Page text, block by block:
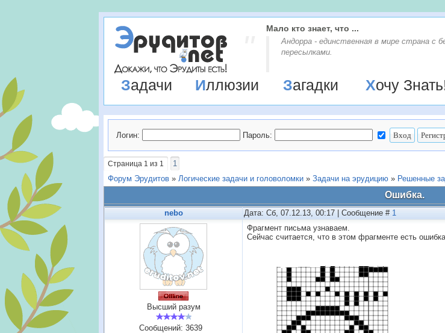
Мало кто знает, что ...
Андорра - единственная в мире страна с
пересылками.
Задачи Иллюзии Загадки Хочу
Логин: Пароль:
Страница 1 из 1
1
Форум Эрудитов » Логические задачи и головоломки » Задачи на эрудицию » Решенные
Ошибка.
nebo Дата: Сб, 07.12.13, 00:17 | Сообщение # 1
Высший разум
Сообщений: 3639
Фрагмент письма узнаваем.
Сейчас считается, что в этом фрагменте есть